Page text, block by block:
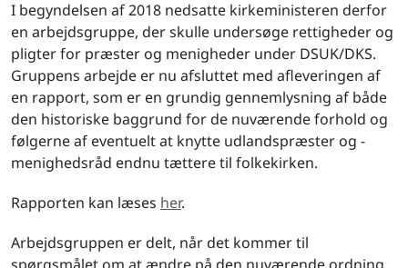
I begyndelsen af 2018 nedsatte kirkeministeren derfor
en arbejdsgruppe, der skulle undersøge rettigheder og
pligter for præster og menigheder under DSUK/DKS.
Gruppens arbejde er nu afsluttet med afleveringen af
en rapport, som er en grundig gennemlysning af både
den historiske baggrund for de nuværende forhold og
følgerne af eventuelt at knytte udlandspræster og -
menighedsråd endnu tættere til folkekirken.
Rapporten kan læses her.
Arbejdsgruppen er delt, når det kommer til